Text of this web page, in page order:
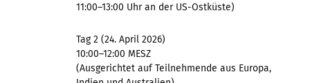
11:00–13:00 Uhr an der US-Ostküste)
Tag 2 (24. April 2026)
10:00–12:00 MESZ
(Ausgerichtet auf Teilnehmende aus Europa,